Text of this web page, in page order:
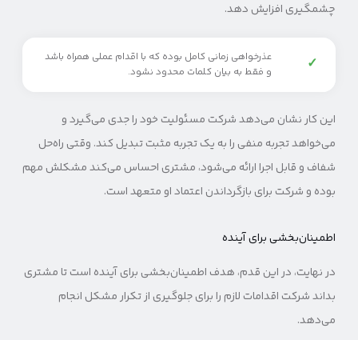
چشمگیری افزایش دهد.
✓
عذرخواهی زمانی کامل بوده که با اقدام عملی همراه باشد
و فقط به بیان کلمات محدود نشود.
این کار نشان می‌دهد شرکت مسئولیت خود را جدی می‌گیرد و
می‌خواهد تجربه منفی را به یک تجربه مثبت تبدیل کند. وقتی راه‌حل
شفاف و قابل اجرا ارائه می‌شود، مشتری احساس می‌کند مشکلش مهم
بوده و شرکت برای بازگرداندن اعتماد او متعهد است.
اطمینان‌بخشی برای آینده
در نهایت، در این قدم، هدف اطمینان‌بخشی برای آینده است تا مشتری
بداند شرکت اقدامات لازم را برای جلوگیری از تکرار مشکل انجام
می‌دهد.